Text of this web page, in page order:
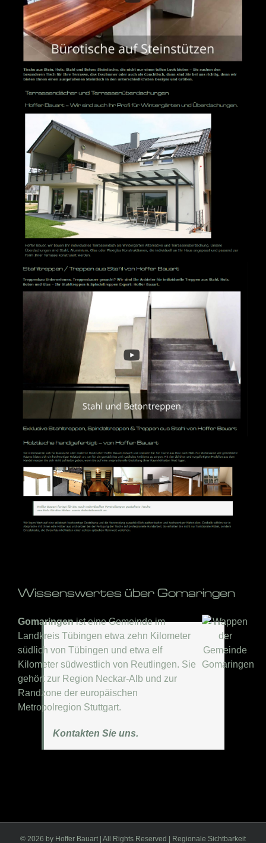
Wissenswertes über Gomaringen
Gomaringenist eine Gemeinde im
Landkreis Tübingen etwa zehn Kilometer
südlich von Tübingen und etwa elf
Kilometer südwestlich von Reutlingen. Sie
gehört zur Region Neckar-Alb und zur
Randzone der europäischen
Metropolregion Stuttgart.
Kontakten Sie uns.
© 2026 by Hoffer Bauart | All Rights Reserved | Regionale Sichtbarkeit